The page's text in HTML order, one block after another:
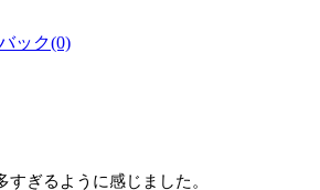
ック(0)
ぎるように感じました。